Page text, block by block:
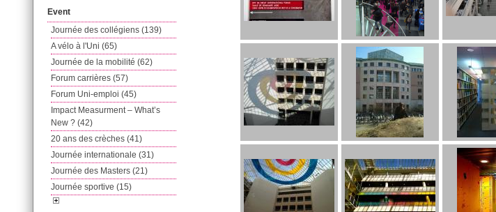
Event
Journée des collégiens (139)
A vélo à l'Uni (65)
Journée de la mobilité (62)
Forum carrières (57)
Forum Uni-emploi (45)
Impact Measurment – What’s
New ? (42)
20 ans des crèches (41)
Journée internationale (31)
Journée des Masters (21)
Journée sportive (15)